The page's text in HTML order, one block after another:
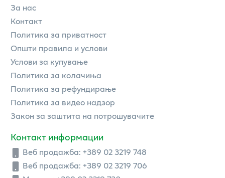
За нас
Контакт
Политика за приватност
Општи правила и услови
Услови за купување
Политика за колачиња
Политика за рефундирање
Политика за видео надзор
Закон за заштита на потрошувачите
Контакт информации
Веб продажба: +389 02 3219 748
Веб продажба: +389 02 3219 706